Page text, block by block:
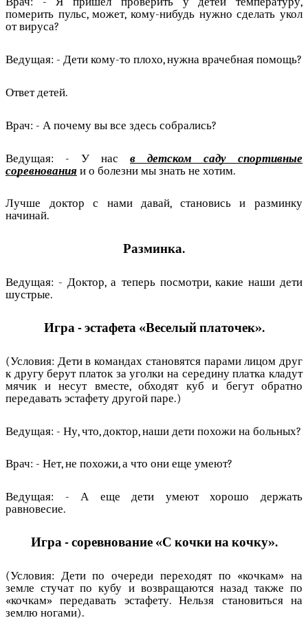
померить пульс, может, кому-нибудь нужно сделать укол
от вируса?
Ведущая: - Дети кому-то плохо, нужна врачебная помощь?
Ответ детей.
Врач: - А почему вы все здесь собрались?
Ведущая: - У нас в детском саду спортивные
соревнования и о болезни мы знать не хотим.
Лучше доктор с нами давай, становись и разминку
начинай.
Разминка.
Ведущая: - Доктор, а теперь посмотри, какие наши дети
шустрые.
Игра - эстафета «Веселый платочек».
(Условия: Дети в командах становятся парами лицом друг
к другу берут платок за уголки на середину платка кладут
мячик и несут вместе, обходят куб и бегут обратно
передавать эстафету другой паре.)
Ведущая: - Ну, что, доктор, наши дети похожи на больных?
Врач: - Нет, не похожи, а что они еще умеют?
Ведущая: - А еще дети умеют хорошо держать
равновесие.
Игра - соревнование «С кочки на кочку».
(Условия: Дети по очереди переходят по «кочкам» на
земле стучат по кубу и возвращаются назад также по
«кочкам» передавать эстафету. Нельзя становиться на
землю ногами).